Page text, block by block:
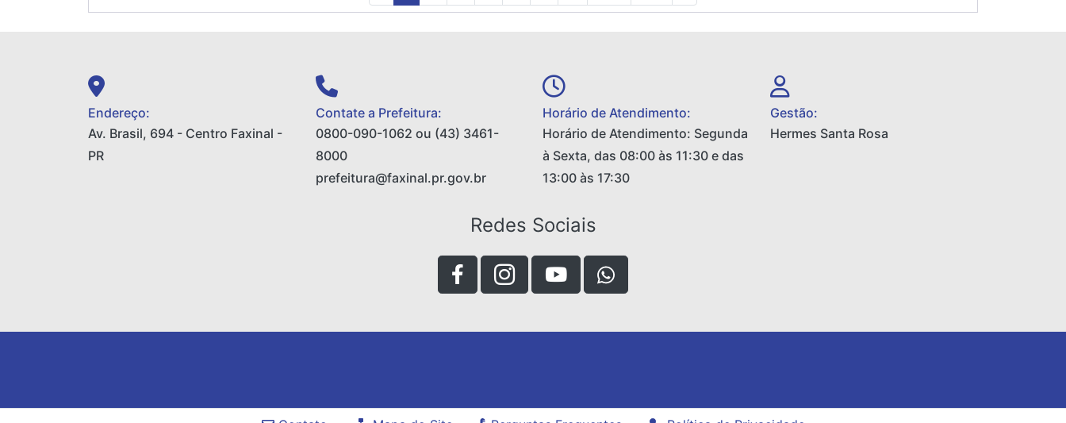
Endereço:
Av. Brasil, 694 - Centro Faxinal -
PR
Contate a Prefeitura:
0800-090-1062 ou (43) 3461-
8000
prefeitura@faxinal.pr.gov.br
Horário de Atendimento:
Horário de Atendimento: Segunda
à Sexta, das 08:00 às 11:30 e das
13:00 às 17:30
Gestão:
Hermes Santa Rosa
Redes Sociais